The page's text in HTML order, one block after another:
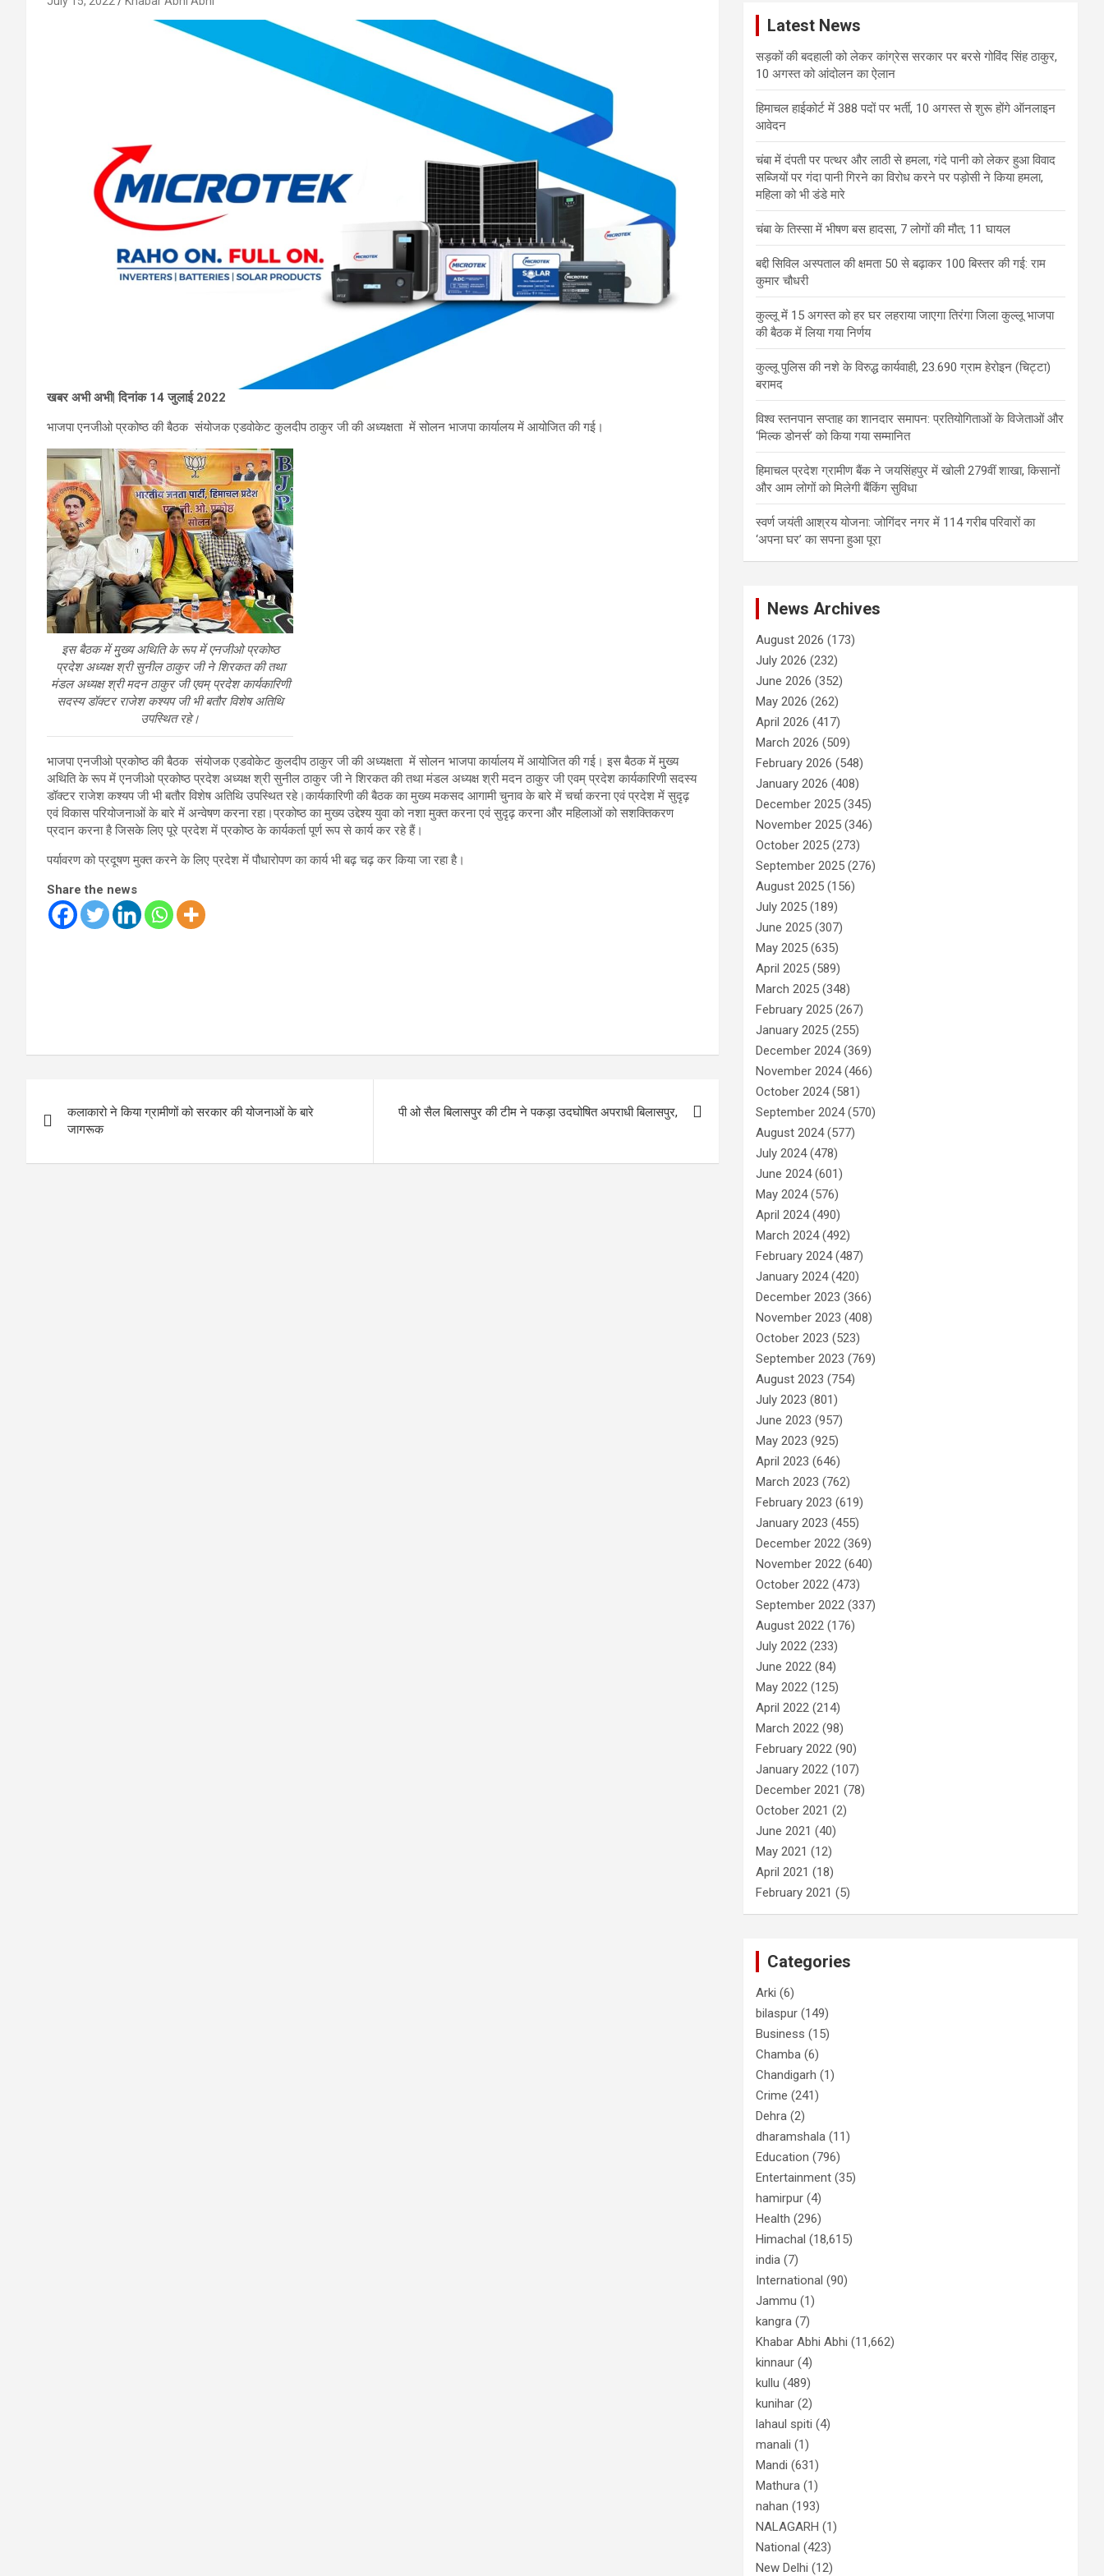
खबर अभी अभी| दिनांक 14 जुलाई 2022
भाजपा एनजीओ प्रकोष्ठ की बैठक संयोजक एडवोकेट कुलदीप ठाकुर जी की अध्यक्षता में सोलन भाजपा कार्यालय में आयोजित की गई।
इस बैठक में मु्ख्य अथिति के रूप में एनजीओ प्रकोष्ठ
प्रदेश अध्यक्ष श्री सुनील ठाकुर जी ने शिरकत की तथा
मंडल अध्यक्ष श्री मदन ठाकुर जी एवम् प्रदेश कार्यकारिणी
सदस्य डॉक्टर राजेश कश्यप जी भी बतौर विशेष अतिथि
उपस्थित रहे।
भाजपा एनजीओ प्रकोष्ठ की बैठक संयोजक एडवोकेट कुलदीप ठाकुर जी की अध्यक्षता में सोलन भाजपा कार्यालय में आयोजित की गई। इस बैठक में मु्ख्य
अथिति के रूप में एनजीओ प्रकोष्ठ प्रदेश अध्यक्ष श्री सुनील ठाकुर जी ने शिरकत की तथा मंडल अध्यक्ष श्री मदन ठाकुर जी एवम् प्रदेश कार्यकारिणी सदस्य
डॉक्टर राजेश कश्यप जी भी बतौर विशेष अतिथि उपस्थित रहे।कार्यकारिणी की बैठक का मुख्य मकसद आगामी चुनाव के बारे में चर्चा करना एवं प्रदेश में सुदृढ़
एवं विकास परियोजनाओं के बारे में अन्वेषण करना रहा।प्रकोष्ठ का मुख्य उद्देश्य युवा को नशा मुक्त करना एवं सुदृढ़ करना और महिलाओं को सशक्तिकरण
प्रदान करना है जिसके लिए पूरे प्रदेश में प्रकोष्ठ के कार्यकर्ता पूर्ण रूप से कार्य कर रहे हैं।
पर्यावरण को प्रदूषण मुक्त करने के लिए प्रदेश में पौधारोपण का कार्य भी बढ़ चढ़ कर किया जा रहा है।
Share the news
navigation
कलाकारो ने किया ग्रामीणों को सरकार की योजनाओं के बारे
जागरूक
पी ओ सैल बिलासपुर की टीम ने पकड़ा उदघोषित अपराधी बिलासपुर,
Latest News
सड़कों की बदहाली को लेकर कांग्रेस सरकार पर बरसे गोविंद सिंह ठाकुर,
10 अगस्त को आंदोलन का ऐलान
हिमाचल हाईकोर्ट में 388 पदों पर भर्ती, 10 अगस्त से शुरू होंगे ऑनलाइन
आवेदन
चंबा में दंपती पर पत्थर और लाठी से हमला, गंदे पानी को लेकर हुआ विवाद
सब्जियों पर गंदा पानी गिरने का विरोध करने पर पड़ोसी ने किया हमला,
महिला को भी डंडे मारे
चंबा के तिस्सा में भीषण बस हादसा, 7 लोगों की मौत; 11 घायल
बद्दी सिविल अस्पताल की क्षमता 50 से बढ़ाकर 100 बिस्तर की गई: राम
कुमार चौधरी
कुल्लू में 15 अगस्त को हर घर लहराया जाएगा तिरंगा जिला कुल्लू भाजपा
की बैठक में लिया गया निर्णय
कुल्लू पुलिस की नशे के विरुद्ध कार्यवाही, 23.690 ग्राम हेरोइन (चिट्टा)
बरामद
विश्व स्तनपान सप्ताह का शानदार समापन: प्रतियोगिताओं के विजेताओं और
‘मिल्क डोनर्स’ को किया गया सम्मानित
हिमाचल प्रदेश ग्रामीण बैंक ने जयसिंहपुर में खोली 279वीं शाखा, किसानों
और आम लोगों को मिलेगी बैंकिंग सुविधा
स्वर्ण जयंती आश्रय योजना: जोगिंदर नगर में 114 गरीब परिवारों का
‘अपना घर’ का सपना हुआ पूरा
News Archives
August 2026 (173)
July 2026 (232)
June 2026 (352)
May 2026 (262)
April 2026 (417)
March 2026 (509)
February 2026 (548)
January 2026 (408)
December 2025 (345)
November 2025 (346)
October 2025 (273)
September 2025 (276)
August 2025 (156)
July 2025 (189)
June 2025 (307)
May 2025 (635)
April 2025 (589)
March 2025 (348)
February 2025 (267)
January 2025 (255)
December 2024(369)
November 2024(466)
October 2024(581)
September 2024(570)
August 2024(577)
July 2024(478)
June 2024(601)
May 2024(576)
April 2024(490)
March 2024(492)
February 2024(487)
January 2024(420)
December 2023 (366)
November 2023 (408)
October 2023 (523)
September 2023 (769)
August 2023 (754)
July 2023 (801)
June 2023 (957)
May 2023 (925)
April 2023 (646)
March 2023 (762)
February 2023 (619)
January 2023 (455)
December 2022 (369)
November 2022 (640)
October 2022 (473)
September 2022 (337)
August 2022 (176)
July 2022 (233)
June 2022 (84)
May 2022 (125)
April 2022 (214)
March 2022 (98)
February 2022 (90)
January 2022 (107)
December 2021 (78)
October 2021 (2)
June 2021 (40)
May 2021 (12)
April 2021 (18)
February 2021 (5)
Categories
Arki (6)
bilaspur (149)
Business (15)
Chamba (6)
Chandigarh (1)
Crime (241)
Dehra (2)
dharamshala (11)
Education (796)
Entertainment (35)
hamirpur (4)
Health (296)
Himachal (18,615)
india (7)
International (90)
Jammu (1)
kangra (7)
Khabar Abhi Abhi (11,662)
kinnaur (4)
kullu (489)
kunihar (2)
lahaul spiti (4)
manali (1)
Mandi (631)
Mathura (1)
nahan (193)
NALAGARH (1)
National (423)
New Delhi (12)